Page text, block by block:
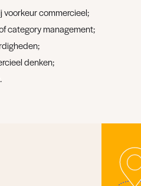
voorkeur commercieel;
category management;
denken;